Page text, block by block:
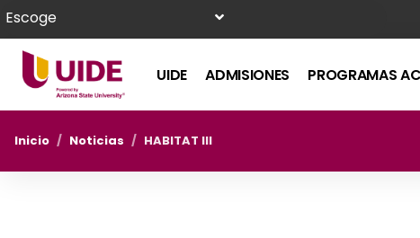
Escoge
UIDE ADMISIONES PROGRAMAS
Inicio / Noticias / HABITAT III